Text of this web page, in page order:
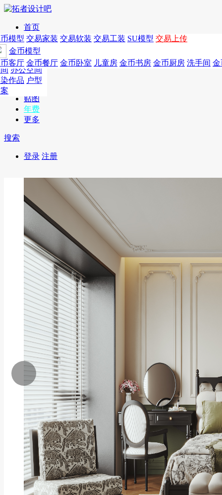
首页
发现
年费 作品 图纸 交易 软装 工装 SU模 金币
年费版块
费图纸 年费户型 年费高清 年费视频 年费模型 年费精选
作品
别墅 国外
酒店设计
设计 商业
办公空间
作品 户型
模型
模型 交易家装 交易软装 交易工装 SU模型 交易上传
金币模型
客厅 金币餐厅 金币卧室 儿童房 金币书房 金币厨房 洗手间 金
CAD
概念
贴图
年费
更多
搜索
登录 注册